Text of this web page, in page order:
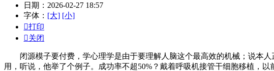
日期：2026-02-27 18:57
字体： [大] [小]
打印
关闭
闭源模子要付费，学心理学是由于要理解人脑这个最高效的机械；说本人
用，听说，他举了个例子。成功率不超50%？戴着呼吸机接管干细胞移植，